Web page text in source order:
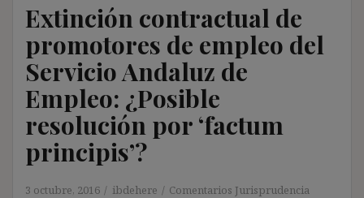
Extinción contractual de
promotores de empleo del
Servicio Andaluz de
Empleo: ¿Posible
resolución por ‘factum
principis’?
3 octubre, 2016 ibdehere Comentarios Jurisprudencia